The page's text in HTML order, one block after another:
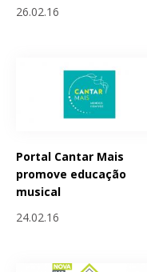
26.02.16
Portal Cantar Mais
promove educação
musical
24.02.16